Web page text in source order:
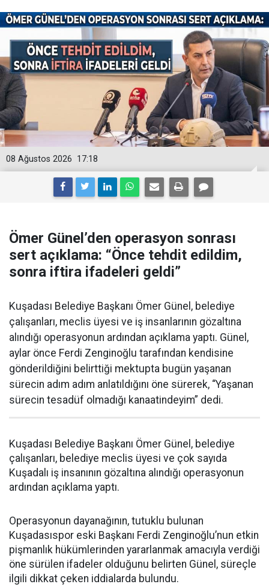
17:18
08 Ağustos 2026
Ömer Günel’den operasyon sonrası
sert açıklama: “Önce tehdit edildim,
sonra iftira ifadeleri geldi”
Kuşadası Belediye Başkanı Ömer Günel, belediye
çalışanları, meclis üyesi ve iş insanlarının gözaltına
alındığı operasyonun ardından açıklama yaptı. Günel,
aylar önce Ferdi Zenginoğlu tarafından kendisine
gönderildiğini belirttiği mektupta bugün yaşanan
sürecin adım adım anlatıldığını öne sürerek, “Yaşanan
sürecin tesadüf olmadığı kanaatindeyim” dedi.
Kuşadası Belediye Başkanı Ömer Günel, belediye
çalışanları, belediye meclis üyesi ve çok sayıda
Kuşadalı iş insanının gözaltına alındığı operasyonun
ardından açıklama yaptı.
Operasyonun dayanağının, tutuklu bulunan
Kuşadasıspor eski Başkanı Ferdi Zenginoğlu’nun etkin
pişmanlık hükümlerinden yararlanmak amacıyla verdiği
öne sürülen ifadeler olduğunu belirten Günel, süreçle
ilgili dikkat çeken iddialarda bulundu.